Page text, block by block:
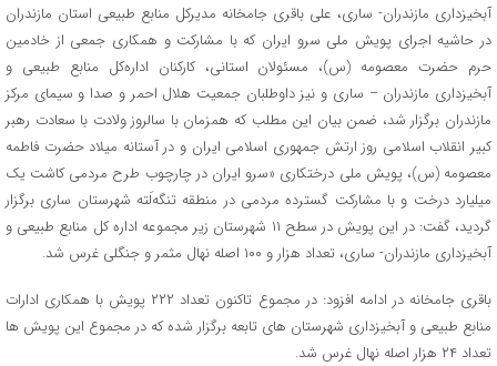
آبخیزداری مازندران- ساری، علی باقری جامخانه مدیرکل منابع طبیعی استان مازندران
در حاشیه اجرای پویش ملی سرو ایران که با مشارکت و همکاری جمعی از خادمین
حرم حضرت معصومه (س)، مسئولان استانی، کارکنان اداره‌کل منابع طبیعی و
آبخیزداری مازندران – ساری و نیز داوطلبان جمعیت هلال احمر و صدا و سیمای مرکز
مازندران برگزار شد، ضمن بیان این مطلب که همزمان با سالروز ولادت با سعادت رهبر
کبیر انقلاب اسلامی روز ارتش جمهوری اسلامی ایران و در آستانه میلاد حضرت فاطمه
معصومه (س)، پویش ملی درختکاری «سرو ایران در چارچوب طرح مردمی کاشت یک
میلیارد درخت و با مشارکت گسترده مردمی در منطقه تنگه‌لَته شهرستان ساری برگزار
گردید، گفت: در این پویش در سطح ۱۱ شهرستان زیر مجموعه اداره کل منابع طبیعی و
آبخیزداری مازندران- ساری، تعداد هزار و ۱۰۰ اصله نهال مثمر و جنگلی غرس شد.
باقری جامخانه در ادامه افزود: در مجموع تاکنون تعداد ۲۲۲ پویش با همکاری ادارات
منابع طبیعی و آبخیزداری شهرستان های تابعه برگزار شده که در مجموع این پویش ها
تعداد ۲۴ هزار اصله نهال غرس شد.